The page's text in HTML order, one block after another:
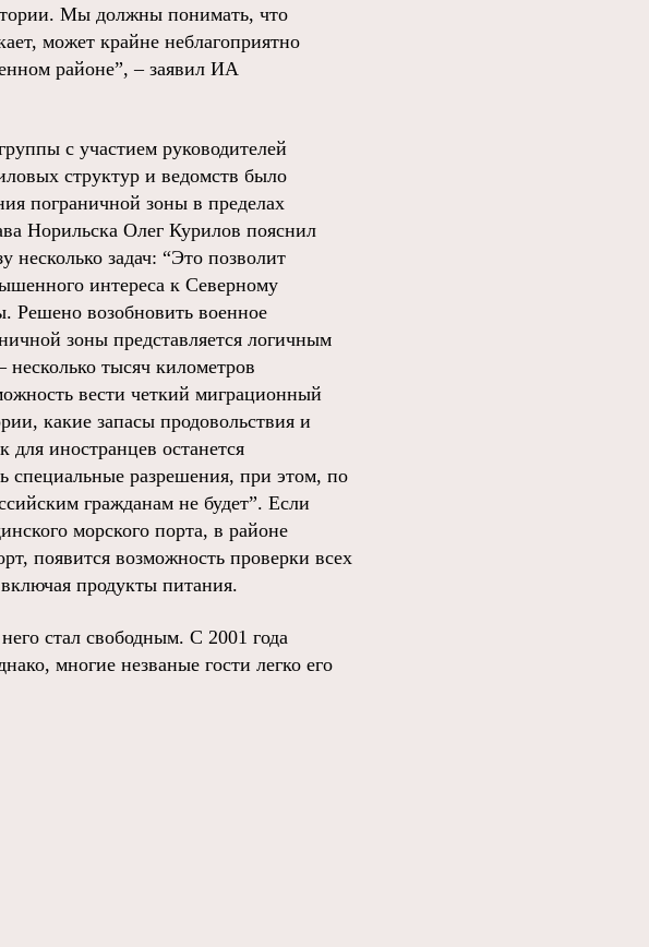
Мы должны понимать, что
может крайне неблагоприятно
районе”, – заявил ИА
с участием руководителей
структур и ведомств было
пограничной зоны в пределах
Норильска Олег Курилов пояснил
несколько задач: “Это позволит
интереса к Северному
Решено возобновить военное
зоны представляется логичным
тысяч километров
вести четкий миграционный
какие запасы продовольствия и
иностранцев останется
специальные разрешения, при этом, по
гражданам не будет”. Если
морского порта, в районе
появится возможность проверки всех
продукты питания.
стал свободным. С 2001 года
многие незваные гости легко его